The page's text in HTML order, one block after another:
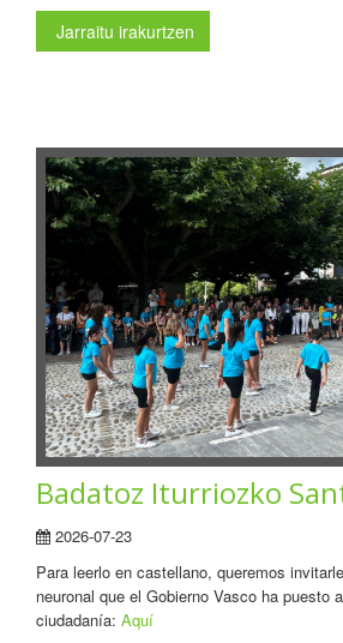
Jarraitu irakurtzen
Badatoz Iturriozko
2026-07-23
Para leerlo en castellano, queremos
neuronal que el Gobierno Vasco ha puesto
ciudadanía: Aquí